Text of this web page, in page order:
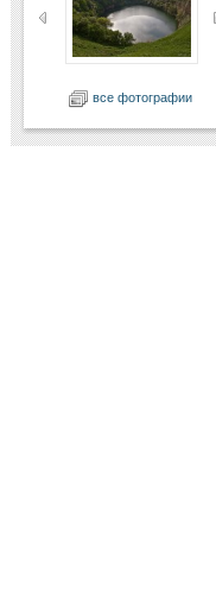
все фотографии